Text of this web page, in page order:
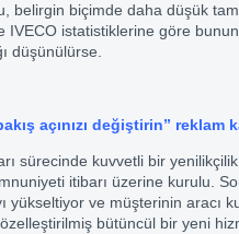
belirgin biçimde daha düşük
IVECO istatistiklerine göre
düşünülürse.
açınızı değiştirin” reklam
sürecinde kuvvetli bir
itibarı üzerine kurulu.
yükseltiyor ve müşterinin aracı
bütüncül bir yeni